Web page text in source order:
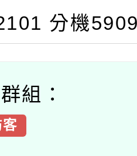
分機
組：
客